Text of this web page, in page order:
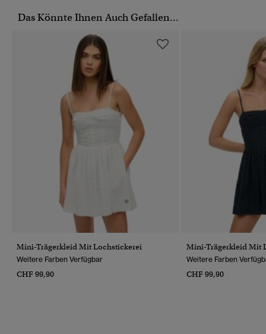
Das Könnte Ihnen Auch Gefallen...
Mini-Trägerkleid Mit Lochstickerei
Weitere Farben Verfügbar
CHF 99,90
Mini-Trägerkleid Mit
Weitere Farben
CHF 99,90